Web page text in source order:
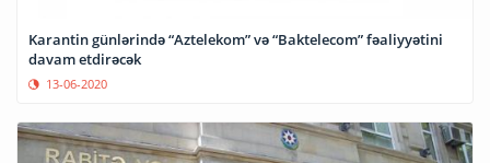
Karantin günlərində “Aztelekom” və “Baktelecom” fəaliyyətini
davam etdirəcək
13-06-2020